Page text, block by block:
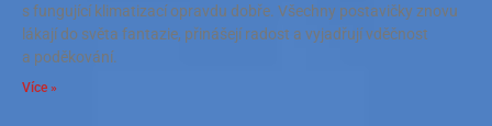
s fungující klimatizací opravdu dobře. Všechny postavičky znovu
lákají do světa fantazie, přinášejí radost a vyjadřují vděčnost
a poděkování.
Více »